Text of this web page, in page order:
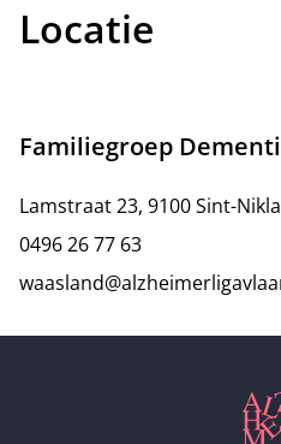
Locatie
Familiegroep
Lamstraat 23, 9100 Sint-
0496 26 77 63